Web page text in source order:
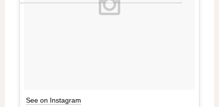
See on Instagram